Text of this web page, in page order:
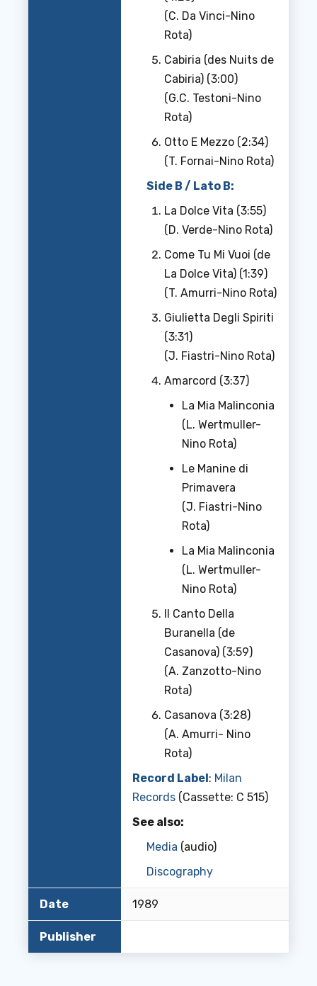
(C. Da Vinci-Nino
Rota)
Cabiria (des Nuits de
Cabiria) (3:00)
(G.C. Testoni-Nino
Rota)
Otto E Mezzo (2:34)
(T. Fornai-Nino Rota)
Side B / Lato B:
La Dolce Vita (3:55)
(D. Verde-Nino Rota)
Come Tu Mi Vuoi (de
La Dolce Vita) (1:39)
(T. Amurri-Nino Rota)
Giulietta Degli Spiriti
(3:31)
(J. Fiastri-Nino Rota)
Amarcord (3:37)
La Mia Malinconia
(L. Wertmuller-
Nino Rota)
Le Manine di
Primavera
(J. Fiastri-Nino
Rota)
La Mia Malinconia
(L. Wertmuller-
Nino Rota)
Il Canto Della
Buranella (de
Casanova) (3:59)
(A. Zanzotto-Nino
Rota)
Casanova (3:28)
(A. Amurri- Nino
Rota)
Record Label: Milan
Records (Cassette: C 515)
See also:
Media (audio)
Discography
Date 1989
Publisher